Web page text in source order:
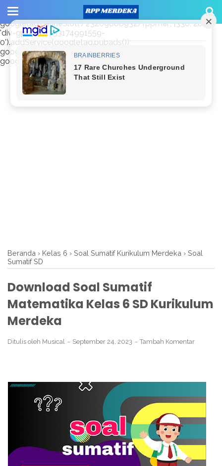
window.googletag = window.googletag || {cmd: []};
googletag.cmd.push(function() {
googletag.defineSlot('/23209888932/rppmer', [336, 280],
'div-gpt-ad-1733174991559-
0').addService(googletag.pubads());
googletag.pubads().enableSingleRequest();
googletag.enableServices(); });
Beranda › Kelas 6 › Soal Sumatif Kurikulum Merdeka › Soal
Sumatif SD
Download Soal Sumatif
Matematika Kelas 6 SD Kurikulum
Merdeka
Ditulis oleh Musical September 24, 2023 Tambah Komentar